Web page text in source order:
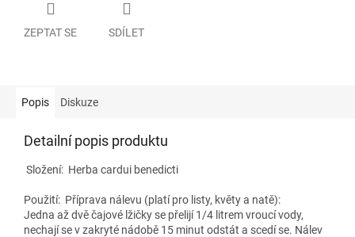
ZEPTAT SE SDÍLET
Popis Diskuze
Detailní popis produktu
Složení: Herba cardui benedicti
Použití: Příprava nálevu (platí pro listy, květy a natě):
Jedna až dvě čajové lžičky se přelijí 1/4 litrem vroucí vody,
nechají se v zakryté nádobě 15 minut odstát a scedí se. Nálev